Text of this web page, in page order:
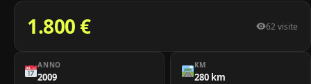
1.800 € 62 visite
ANNO
2009
KM
280 km